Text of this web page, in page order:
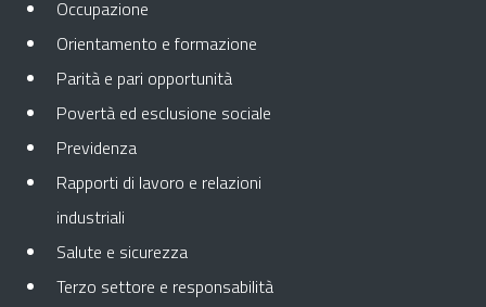
Occupazione
Orientamento e formazione
Parità e pari opportunità
Povertà ed esclusione sociale
Previdenza
Rapporti di lavoro e relazioni
industriali
Salute e sicurezza
Terzo settore e responsabilità